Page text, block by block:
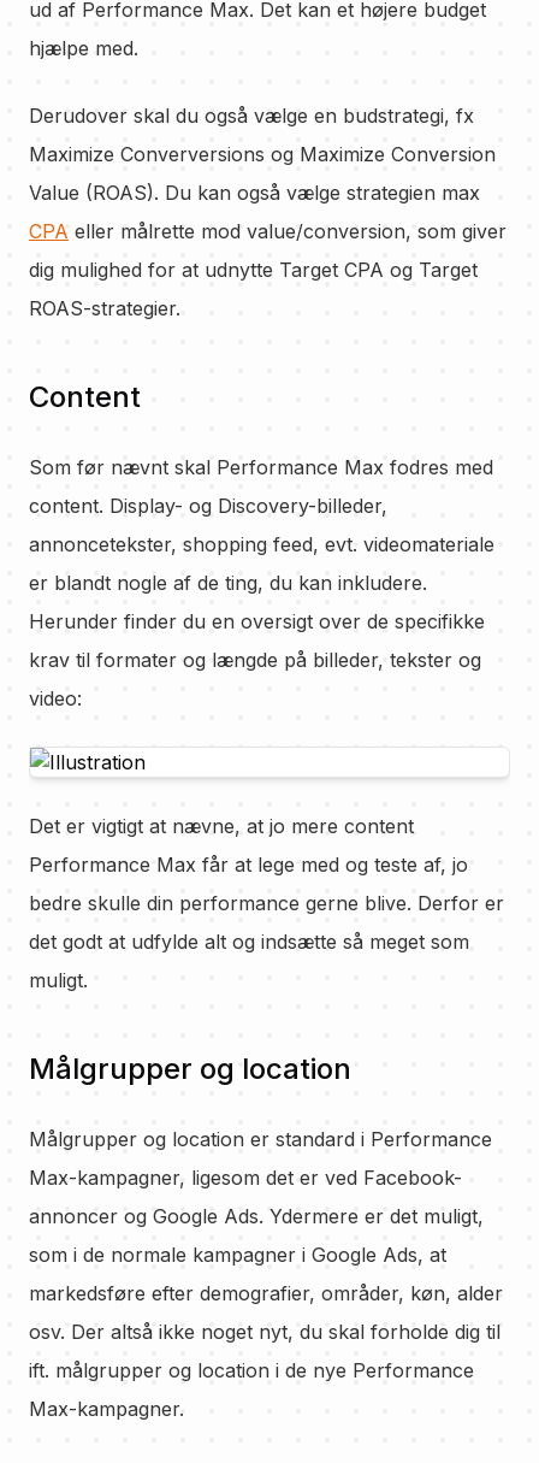
ud af Performance Max. Det kan et højere budget
hjælpe med.
Derudover skal du også vælge en budstrategi, fx
Maximize Converversions og Maximize Conversion
Value (ROAS). Du kan også vælge strategien max
CPA eller målrette mod value/conversion, som giver
dig mulighed for at udnytte Target CPA og Target
ROAS-strategier.
Content
Som før nævnt skal Performance Max fodres med
content. Display- og Discovery-billeder,
annoncetekster, shopping feed, evt. videomateriale
er blandt nogle af de ting, du kan inkludere.
Herunder finder du en oversigt over de specifikke
krav til formater og længde på billeder, tekster og
video:
Det er vigtigt at nævne, at jo mere content
Performance Max får at lege med og teste af, jo
bedre skulle din performance gerne blive. Derfor er
det godt at udfylde alt og indsætte så meget som
muligt.
Målgrupper og location
Målgrupper og location er standard i Performance
Max-kampagner, ligesom det er ved Facebook-
annoncer og Google Ads. Ydermere er det muligt,
som i de normale kampagner i Google Ads, at
markedsføre efter demografier, områder, køn, alder
osv. Der altså ikke noget nyt, du skal forholde dig til
ift. målgrupper og location i de nye Performance
Max-kampagner.